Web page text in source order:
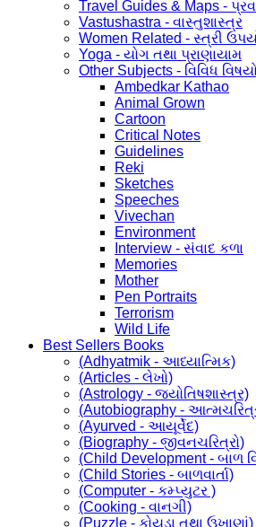
Travel Guides & Maps -
Vastushastra - વાસ્તુશાસ્ત્ર
Women Related - સ્ત્રી
Yoga - યોગ તથા પ્રાણાયામ
Other Subjects - વિવિધ
Ambedkar Kathao
Animal Grown
Cartoon
Critical Notes
Guidelines
Reki
Sketches
Speeches
Vivechan
Environment
Interview - સંવાદ કળા
Memories
Mother
Pen Portraits
Terrorism
Wild Life
Best Sellers Books
(Adhyatmik - આધ્યાત્મિક)
(Articles - લેખો)
(Astrology - જ્યોતિષશાસ્ત્ર)
(Autobiography -
(Ayurved - આયૂર્વેદ)
(Biography - જીવનચરિત્રો)
(Child Development - બાળ
(Child Stories - બાળવાર્તા)
(Computer - કમ્પ્યુટર )
(Cooking - વાનગી)
(Puzzle - કોયડા તથા ઉખાણાં)